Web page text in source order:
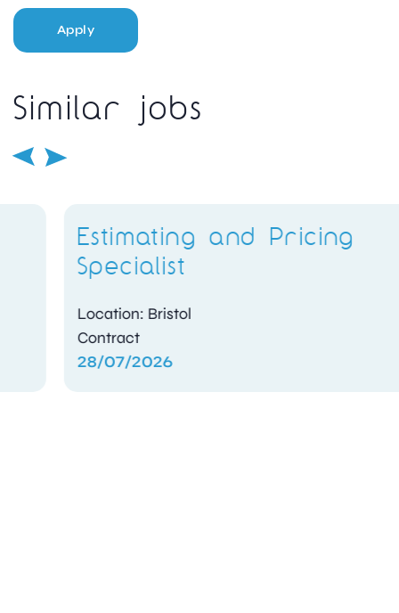
Apply
Similar jobs
Estimating and Pricing
Specialist
Location: Bristol
Contract
28/07/2026